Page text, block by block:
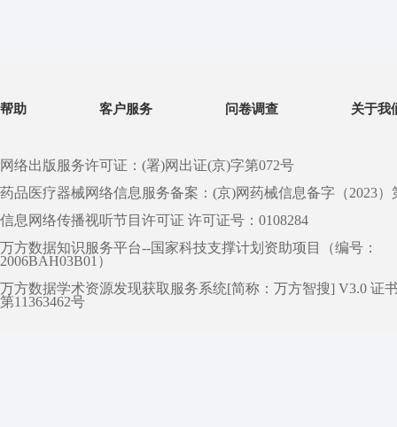
帮助 客户服务 问卷调查 关于我
网络出版服务许可证：(署)网出证(京)字第072号
药品医疗器械网络信息服务备案：(京)网药械信息备字（2023）
信息网络传播视听节目许可证 许可证号：0108284
万方数据知识服务平台--国家科技支撑计划资助项目（编号：
2006BAH03B01）
万方数据学术资源发现获取服务系统[简称：万方智搜] V3.0 证
第11363462号